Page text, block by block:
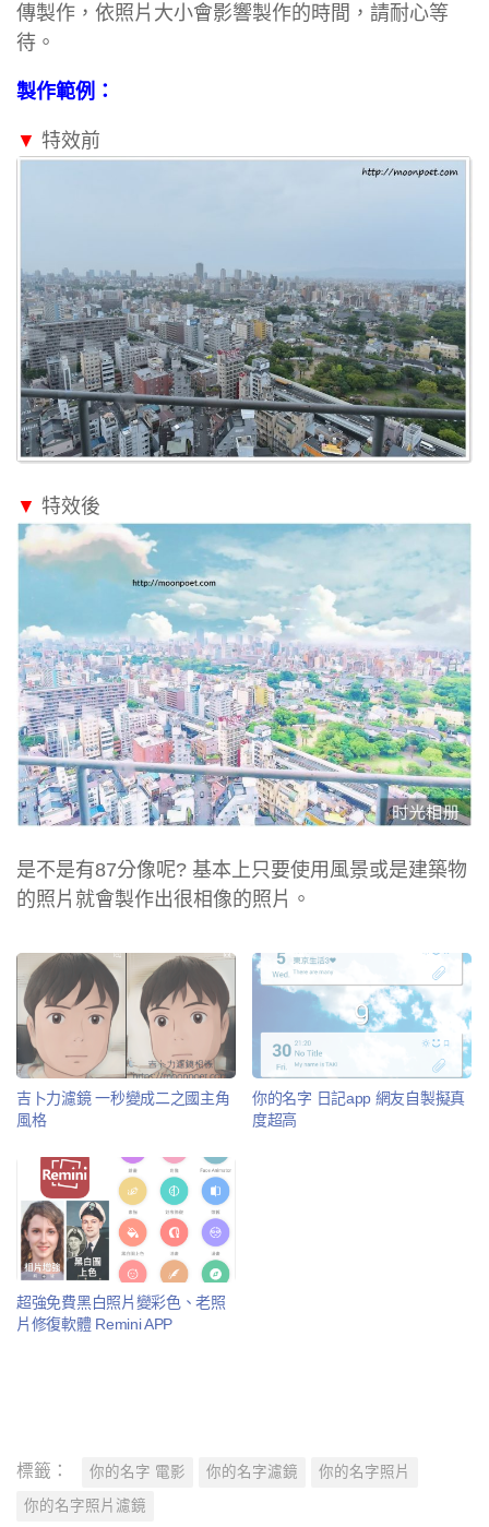
傳製作，依照片大小會影響製作的時間，請耐心等
待。
製作範例：
▼ 特效前
▼ 特效後
是不是有87分像呢? 基本上只要使用風景或是建築物
的照片就會製作出很相像的照片。
吉卜力濾鏡 一秒變成二之國主角
風格
你的名字 日記app 網友自製擬真
度超高
超強免費黑白照片變彩色、老照
片修復軟體 Remini APP
標籤： 你的名字 電影 你的名字濾鏡 你的名字照片
你的名字照片濾鏡